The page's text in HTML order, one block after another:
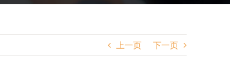
上一页 下一页